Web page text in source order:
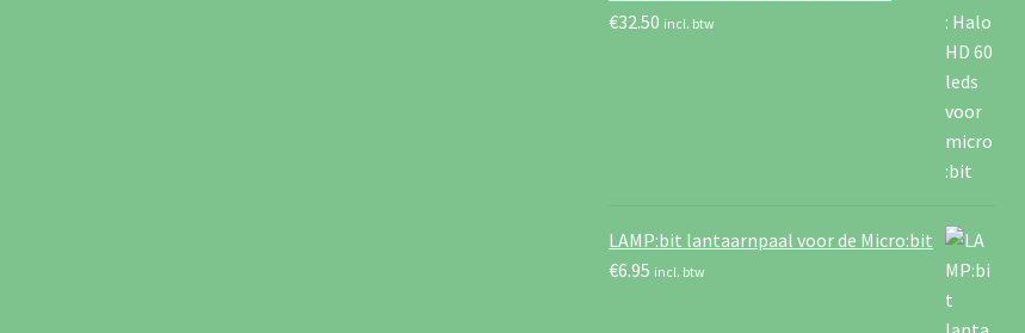
€32.50 incl. btw
LAMP:bit lantaarnpaal voor de Micro:bit
€6.95 incl. btw